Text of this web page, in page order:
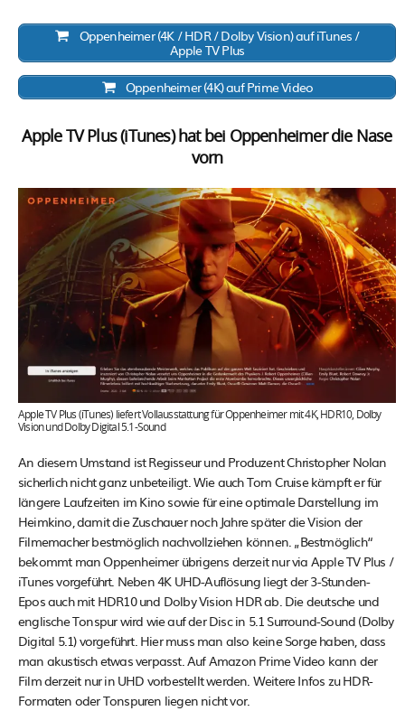
Oppenheimer (4K / HDR / Dolby Vision) auf iTunes /
Apple TV Plus
Oppenheimer (4K) auf Prime Video
Apple TV Plus (iTunes) hat bei Oppenheimer die Nase
vorn
Apple TV Plus (iTunes) liefert Vollausstattung für Oppenheimer mit 4K, HDR10, Dolby
Vision und Dolby Digital 5.1-Sound
An diesem Umstand ist Regisseur und Produzent Christopher Nolan
sicherlich nicht ganz unbeteiligt. Wie auch Tom Cruise kämpft er für
längere Laufzeiten im Kino sowie für eine optimale Darstellung im
Heimkino, damit die Zuschauer noch Jahre später die Vision der
Filmemacher bestmöglich nachvollziehen können. „Bestmöglich“
bekommt man Oppenheimer übrigens derzeit nur via Apple TV Plus /
iTunes vorgeführt. Neben 4K UHD-Auflösung liegt der 3-Stunden-
Epos auch mit HDR10 und Dolby Vision HDR ab. Die deutsche und
englische Tonspur wird wie auf der Disc in 5.1 Surround-Sound (Dolby
Digital 5.1) vorgeführt. Hier muss man also keine Sorge haben, dass
man akustisch etwas verpasst. Auf Amazon Prime Video kann der
Film derzeit nur in UHD vorbestellt werden. Weitere Infos zu HDR-
Formaten oder Tonspuren liegen nicht vor.